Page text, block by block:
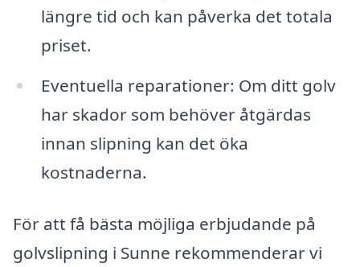
längre tid och kan påverka det totala
priset.
Eventuella reparationer: Om ditt golv
har skador som behöver åtgärdas
innan slipning kan det öka
kostnaderna.
För att få bästa möjliga erbjudande på
golvslipning i Sunne rekommenderar vi